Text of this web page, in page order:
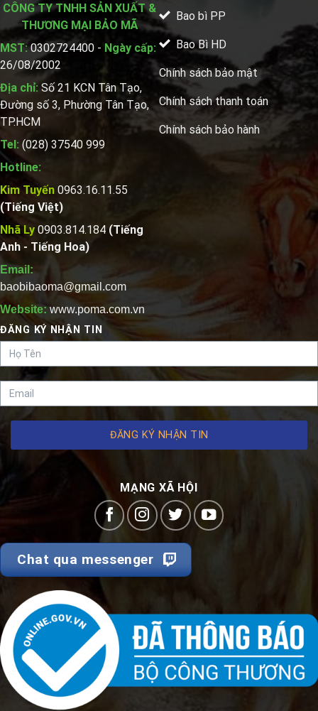
CÔNG TY TNHH SẢN XUẤT &
THƯƠNG MẠI BẢO MÃ
MST:0302724400 - Ngày cấp:
26/08/2002
Địa chỉ: Số 21 KCN Tân Tạo,
Đường số 3, Phường Tân Tạo,
TP.HCM
Tel: (028) 37540 999
Hotline:
Kim Tuyến 0963.16.11.55
(Tiếng Việt)
Nhã Ly 0903.814.184 (Tiếng
Anh - Tiếng Hoa)
Email:
baobibaoma@gmail.com
Website:www.poma.com.vn
Bao bì PP
Bao Bì HD
Chính sách bảo mật
Chính sách thanh toán
Chính sách bảo hành
ĐĂNG KÝ NHẬN TIN
ĐĂNG KÝ NHẬN TIN
MẠNG XÃ HỘI
Chat qua messenger